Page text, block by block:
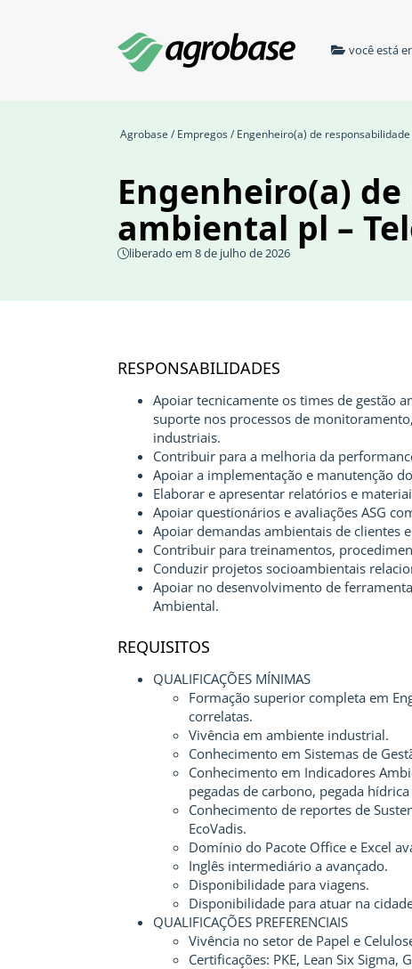
você está
Agrobase / Empregos/ Engenheiro(a) de
Engenheiro(a)
ambiental pl –
liberado em 8 de julho de 2026
RESPONSABILIDADES
Apoiar tecnicamente os times de gestão
suporte nos processos de
industriais.
Contribuir para a melhoria da
Apoiar a implementação e manutenção
Elaborar e apresentar relatórios e
Apoiar questionários e avaliações ASG
Apoiar demandas ambientais de clientes
Contribuir para treinamentos,
Conduzir projetos socioambientais
Apoiar no desenvolvimento de
Ambiental.
REQUISITOS
QUALIFICAÇÕES MÍNIMAS
Formação superior completa em
correlatas.
Vivência em ambiente industrial.
Conhecimento em Sistemas de
Conhecimento em Indicadores
pegadas de carbono, pegada
Conhecimento de reportes de
EcoVadis.
Domínio do Pacote Office e Excel
Inglês intermediário a avançado.
Disponibilidade para viagens.
Disponibilidade para atuar na
QUALIFICAÇÕES PREFERENCIAIS
Vivência no setor de Papel e
Certificações: PKE, Lean Six Sigma,